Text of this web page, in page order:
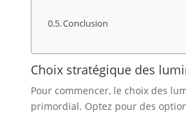
Conclusion
Choix stratégique des
Pour commencer, le choix des
primordial. Optez pour des